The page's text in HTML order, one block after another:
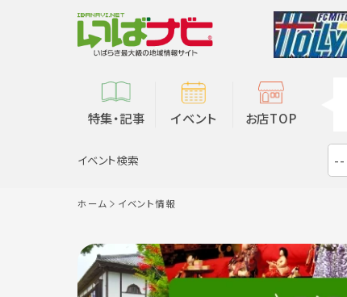
特集・記事 イベント お店TOP
イベント検索
ホーム イベント情報